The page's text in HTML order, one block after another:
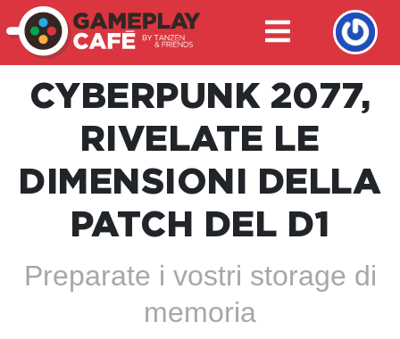
CYBERPUNK 2077,
RIVELATE LE
DIMENSIONI DELLA
PATCH DEL D1
Preparate i vostri storage di
memoria